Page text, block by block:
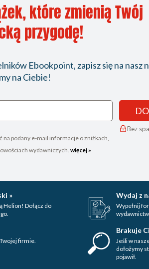
które zmienią Twój
przygodę!
Ebookpoint, zapisz się na nasz
na Ciebie!
na podany e-mail informacje o zniżkach,
wydawniczych. więcej »
Bez
»
Helion! Dołącz do
Wydaj z
Wypełnij
firmie.
Brakuje
Jeśli w
dołożymy
pojawił.